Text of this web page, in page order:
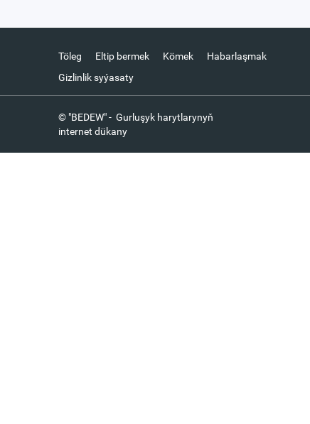
Töleg Eltip bermek Kömek
Habarlaşmak
Gizlinlik syýasaty
© "BEDEW" - Gurluşyk harytlarynyň
internet dükany